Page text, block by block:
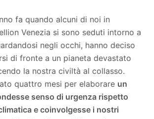
fa quando alcuni di noi in
Venezia si sono seduti intorno a
negli occhi, hanno deciso
di fronte a un pianeta devastato
la nostra civiltà al collasso.
quattro mesi per elaborare un
senso di urgenza rispetto
e coinvolgesse i nostri